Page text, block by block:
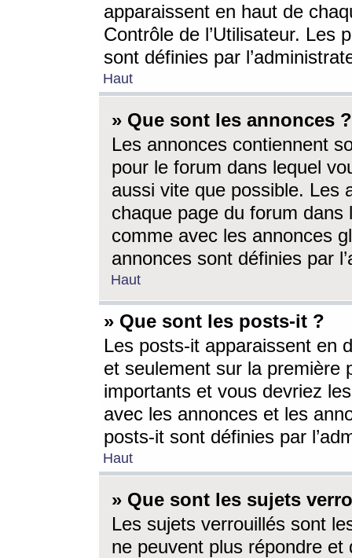
apparaissent en haut de
Contrôle de l’Utilisateur. Les
sont définies par
Haut
» Que sont les annonces ?
Les annonces contiennent
pour le forum dans lequel
aussi vite que possible. Les
chaque page du forum dans
comme avec les annonces
annonces sont définies par
Haut
» Que sont les posts-it ?
Les posts-it apparaissent en
et seulement sur la première
importants et vous devriez
avec les annonces et les
posts-it sont définies par
Haut
» Que sont les sujets
Les sujets verrouillés sont
ne peuvent plus répondre